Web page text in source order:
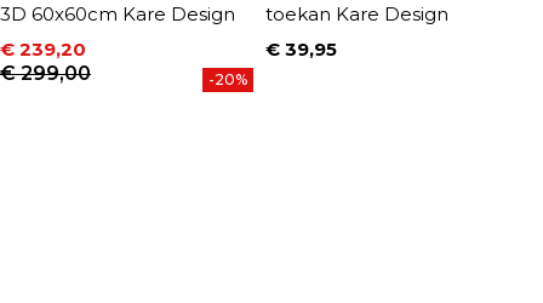
3D 60x60cm Kare Design
Prijs
€ 239,20
Normale prijs
€ 299,00 -20%
toekan Kare Design
Prijs
€ 39,95